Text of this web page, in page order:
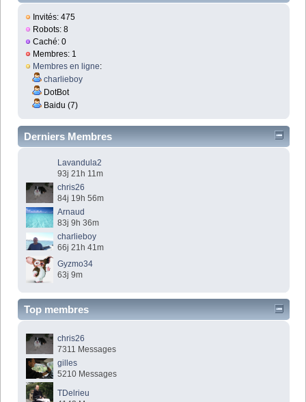
Invités: 475
Robots: 8
Caché: 0
Membres: 1
Membres en ligne:
charlieboy
DotBot
Baidu (7)
Derniers Membres
Lavandula2
93j 21h 11m
chris26
84j 19h 56m
Arnaud
83j 9h 36m
charlieboy
66j 21h 41m
Gyzmo34
63j 9m
Top membres
chris26
7311 Messages
gilles
5210 Messages
TDelrieu